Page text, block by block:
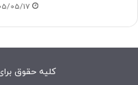
05/17
کلیه حقوق